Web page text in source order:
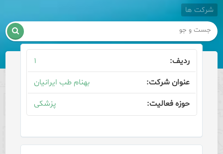
شرکت ها

۱
بهنام طب ایرانیان
پزشکی